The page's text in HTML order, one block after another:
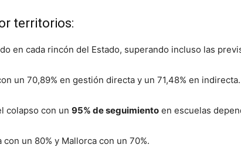
territorios:
en cada rincón del Estado, superando incluso las
un 70,89% en gestión directa y un 71,48% en indirecta.
colapso con un 95% de seguimiento en escuelas
con un 80% y Mallorca con un 70%.